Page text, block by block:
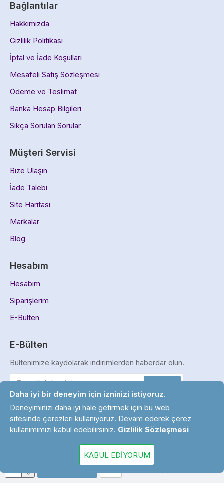
Bağlantılar
Hakkımızda
Gizlilik Politikası
İptal ve İade Koşulları
Mesafeli Satış Sözleşmesi
Ödeme ve Teslimat
Banka Hesap Bilgileri
Sıkça Sorulan Sorular
Müşteri Servisi
Bize Ulaşın
İade Talebi
Site Haritası
Markalar
Blog
Hesabım
Hesabım
Siparişlerim
E-Bülten
E-Bülten
Bültenimize kaydolarak indirimlerden haberdar olun.
Kayıt Ol
Gizlilik ve Güvenlik Politikası 'ni okudum ve kabul ediyorum.
Copyright © 2024. Tüm Hakları Saklıdır.
KABUL EDIYORUM
Daha iyi bir deneyim için izninizi istiyoruz.
Deneyiminizi daha iyi hale getirmek için bu web
sitesinde çerezleri kullanıyoruz. Devam ederek çerez
kullanımımızı kabul edebilirsiniz. Gizlilik Sözleşmesi